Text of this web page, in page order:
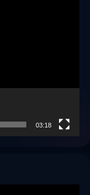
03:18